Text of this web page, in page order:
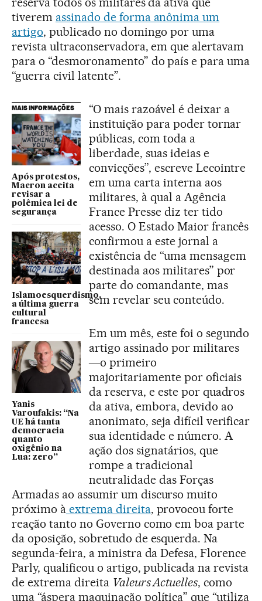
tiverem assinado de forma anônima um
artigo, publicado no domingo por uma
revista ultraconservadora, em que alertavam
para o “desmoronamento” do país e para uma
“guerra civil latente”.
MAIS INFORMAÇÕES
Após protestos,
Macron aceita
revisar a
polêmica lei de
segurança
Islamoesquerdismo,
a última guerra
cultural
francesa
Yanis
Varoufakis: “Na
UE há tanta
democracia
quanto
oxigênio na
Lua: zero”
“O mais razoável é deixar a
instituição para poder tornar
públicas, com toda a
liberdade, suas ideias e
convicções”, escreve Lecointre
em uma carta interna aos
militares, à qual a Agência
France Presse diz ter tido
acesso. O Estado Maior francês
confirmou a este jornal a
existência de “uma mensagem
destinada aos militares” por
parte do comandante, mas
sem revelar seu conteúdo.
Em um mês, este foi o segundo
artigo assinado por militares
―o primeiro
majoritariamente por oficiais
da reserva, e este por quadros
da ativa, embora, devido ao
anonimato, seja difícil verificar
sua identidade e número. A
ação dos signatários, que
rompe a tradicional
neutralidade das Forças
Armadas ao assumir um discurso muito
próximo àextrema direita, provocou forte
reação tanto no Governo como em boa parte
da oposição, sobretudo de esquerda. Na
segunda-feira, a ministra da Defesa, Florence
Parly, qualificou o artigo, publicada na revista
de extrema direita Valeurs Actuelles, como
uma “áspera maquinação política” que “utiliza